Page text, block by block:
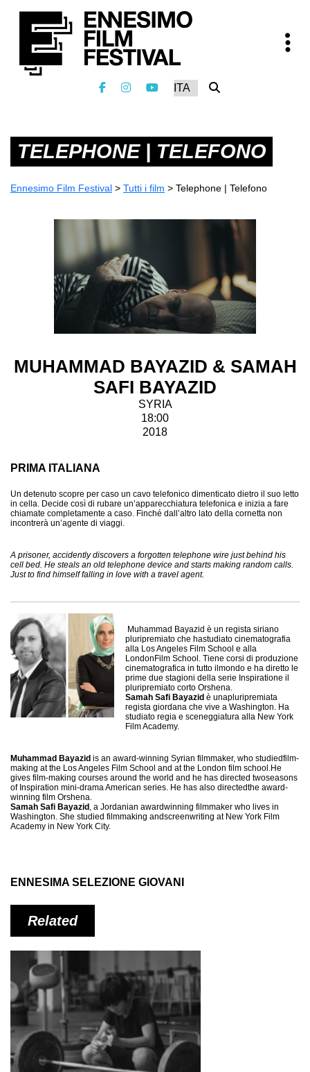
TELEPHONE | TELEFONO
Ennesimo Film Festival > Tutti i film > Telephone | Telefono
MUHAMMAD BAYAZID & SAMAH
SAFI BAYAZID
SYRIA
18:00
2018
PRIMA ITALIANA
Un detenuto scopre per caso un cavo telefonico dimenticato dietro il suo letto
in cella. Decide così di rubare un’apparecchiatura telefonica e inizia a fare
chiamate completamente a caso. Finché dall’altro lato della cornetta non
incontrerà un’agente di viaggi.
A prisoner, accidently discovers a forgotten telephone wire just behind his
cell bed. He steals an old telephone device and starts making random calls.
Just to find himself falling in love with a travel agent.
Muhammad Bayazid è un regista siriano
pluripremiato che hastudiato cinematografia
alla Los Angeles Film School e alla
LondonFilm School. Tiene corsi di produzione
cinematografica in tutto ilmondo e ha diretto le
prime due stagioni della serie Inspiratione il
pluripremiato corto Orshena.
Samah Safi Bayazid è unapluripremiata
regista giordana che vive a Washington. Ha
studiato regia e sceneggiatura alla New York
Film Academy.
Muhammad Bayazid is an award-winning Syrian filmmaker, who studiedfilm-
making at the Los Angeles Film School and at the London film school.He
gives film-making courses around the world and he has directed twoseasons
of Inspiration mini-drama American series. He has also directedthe award-
winning film Orshena.
Samah Safi Bayazid , a Jordanian awardwinning filmmaker who lives in
Washington. She studied filmmaking andscreenwriting at New York Film
Academy in New York City.
ENNESIMA SELEZIONE GIOVANI
Related